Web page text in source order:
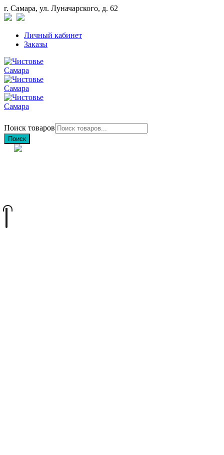
г. Самара, ул. Луначарского, д. 62
Личный кабинет
Заказы
Поиск товаров
Поиск